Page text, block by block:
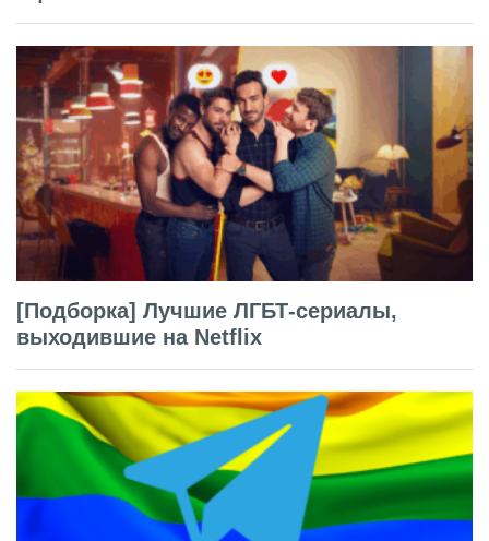
[Подборка] Лучшие ЛГБТ-сериалы,
выходившие на Netflix